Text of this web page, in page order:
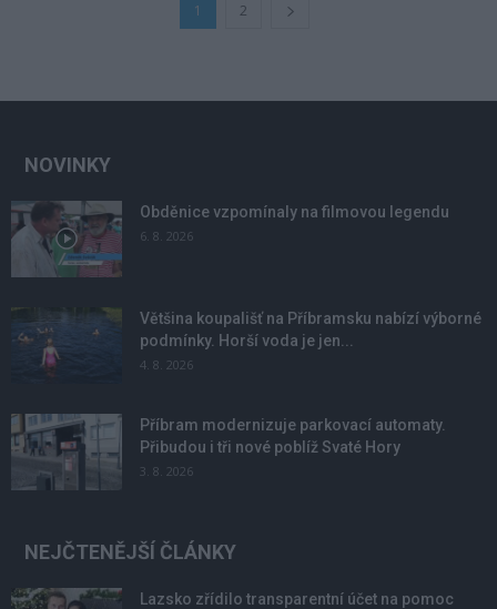
1 2
NOVINKY
Obděnice vzpomínaly na filmovou legendu
6. 8. 2026
Většina koupališť na Příbramsku nabízí výborné
podmínky. Horší voda je jen...
4. 8. 2026
Příbram modernizuje parkovací automaty.
Přibudou i tři nové poblíž Svaté Hory
3. 8. 2026
NEJČTENĚJŠÍ ČLÁNKY
Lazsko zřídilo transparentní účet na pomoc